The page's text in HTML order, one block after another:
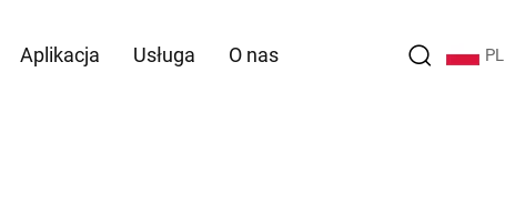
Aplikacja Usługa O nas PL